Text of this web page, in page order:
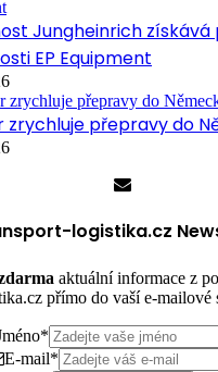
Jungheinrich získává
EP Equipment
zrychluje přepravy do
logistika.cz
aktuální informace z
přímo do vaší e-mailové
*
E-mail*